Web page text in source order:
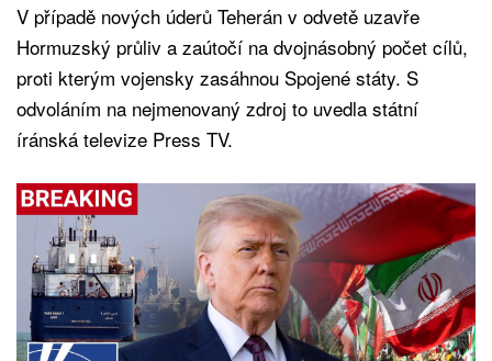
V případě nových úderů Teherán v odvetě uzavře
Hormuzský průliv a zaútočí na dvojnásobný počet cílů,
proti kterým vojensky zasáhnou Spojené státy. S
odvoláním na nejmenovaný zdroj to uvedla státní
íránská televize Press TV.